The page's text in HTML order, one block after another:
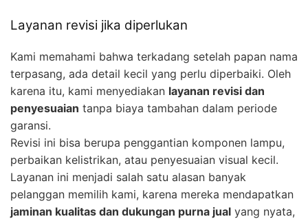
Layanan revisi jika diperlukan
Kami memahami bahwa terkadang setelah papan nama
terpasang, ada detail kecil yang perlu diperbaiki. Oleh
karena itu, kami menyediakan layanan revisi dan
penyesuaian tanpa biaya tambahan dalam periode
garansi.
Revisi ini bisa berupa penggantian komponen lampu,
perbaikan kelistrikan, atau penyesuaian visual kecil.
Layanan ini menjadi salah satu alasan banyak
pelanggan memilih kami, karena mereka mendapatkan
jaminan kualitas dan dukungan purna jual yang nyata,